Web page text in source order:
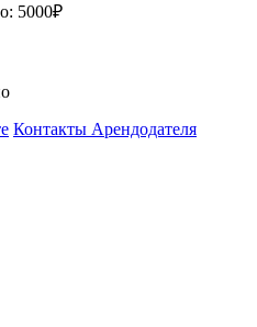
5000₽
Контакты Арендодателя